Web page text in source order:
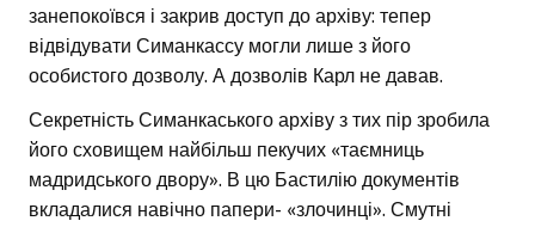
занепокоївся і закрив доступ до архіву: тепер
відвідувати Симанкассу могли лише з його
особистого дозволу. А дозволів Карл не давав.
Секретність Симанкаського архіву з тих пір зробила
його сховищем найбільш пекучих «таємниць
мадридського двору». В цю Бастилію документів
вкладалися навічно папери- «злочинці». Смутні